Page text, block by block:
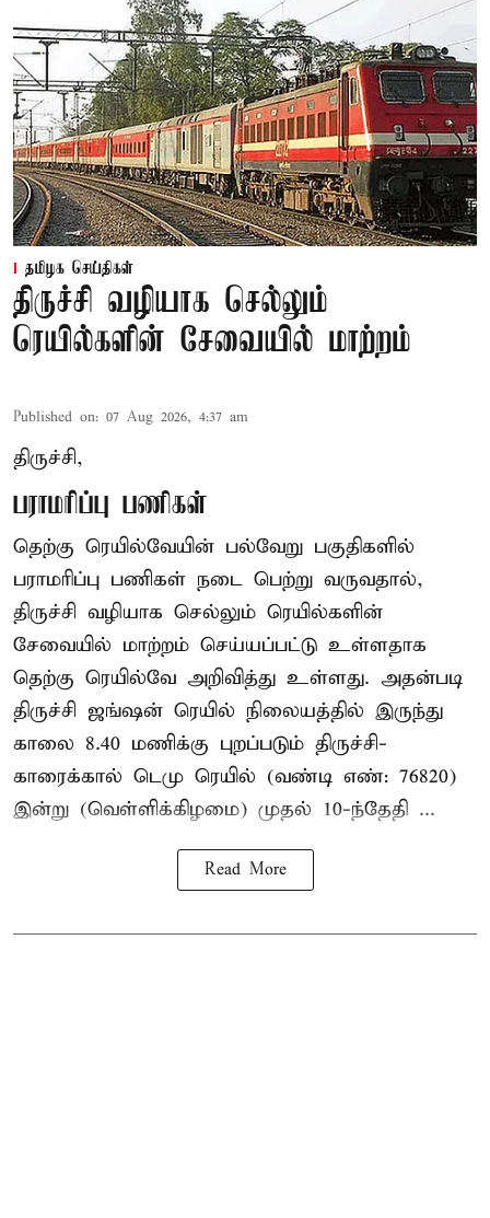
தமிழக செய்திகள்
திருச்சி வழியாக செல்லும்
ரெயில்களின் சேவையில் மாற்றம்
Published on: 07 Aug 2026, 4:37 am
திருச்சி,
பராமரிப்பு பணிகள்
தெற்கு ரெயில்வேயின் பல்வேறு பகுதிகளில்
பராமரிப்பு பணிகள் நடை பெற்று வருவதால்,
திருச்சி வழியாக செல்லும் ரெயில்களின்
சேவையில் மாற்றம் செய்யப்பட்டு உள்ளதாக
தெற்கு ரெயில்வே அறிவித்து உள்ளது. அதன்படி
திருச்சி ஜங்ஷன் ரெயில் நிலையத்தில் இருந்து
காலை 8.40 மணிக்கு புறப்படும் திருச்சி-
காரைக்கால் டெமு ரெயில் (வண்டி எண்: 76820)
இன்று (வெள்ளிக்கிழமை) முதல் 10-ந்தேதி ...
Read More